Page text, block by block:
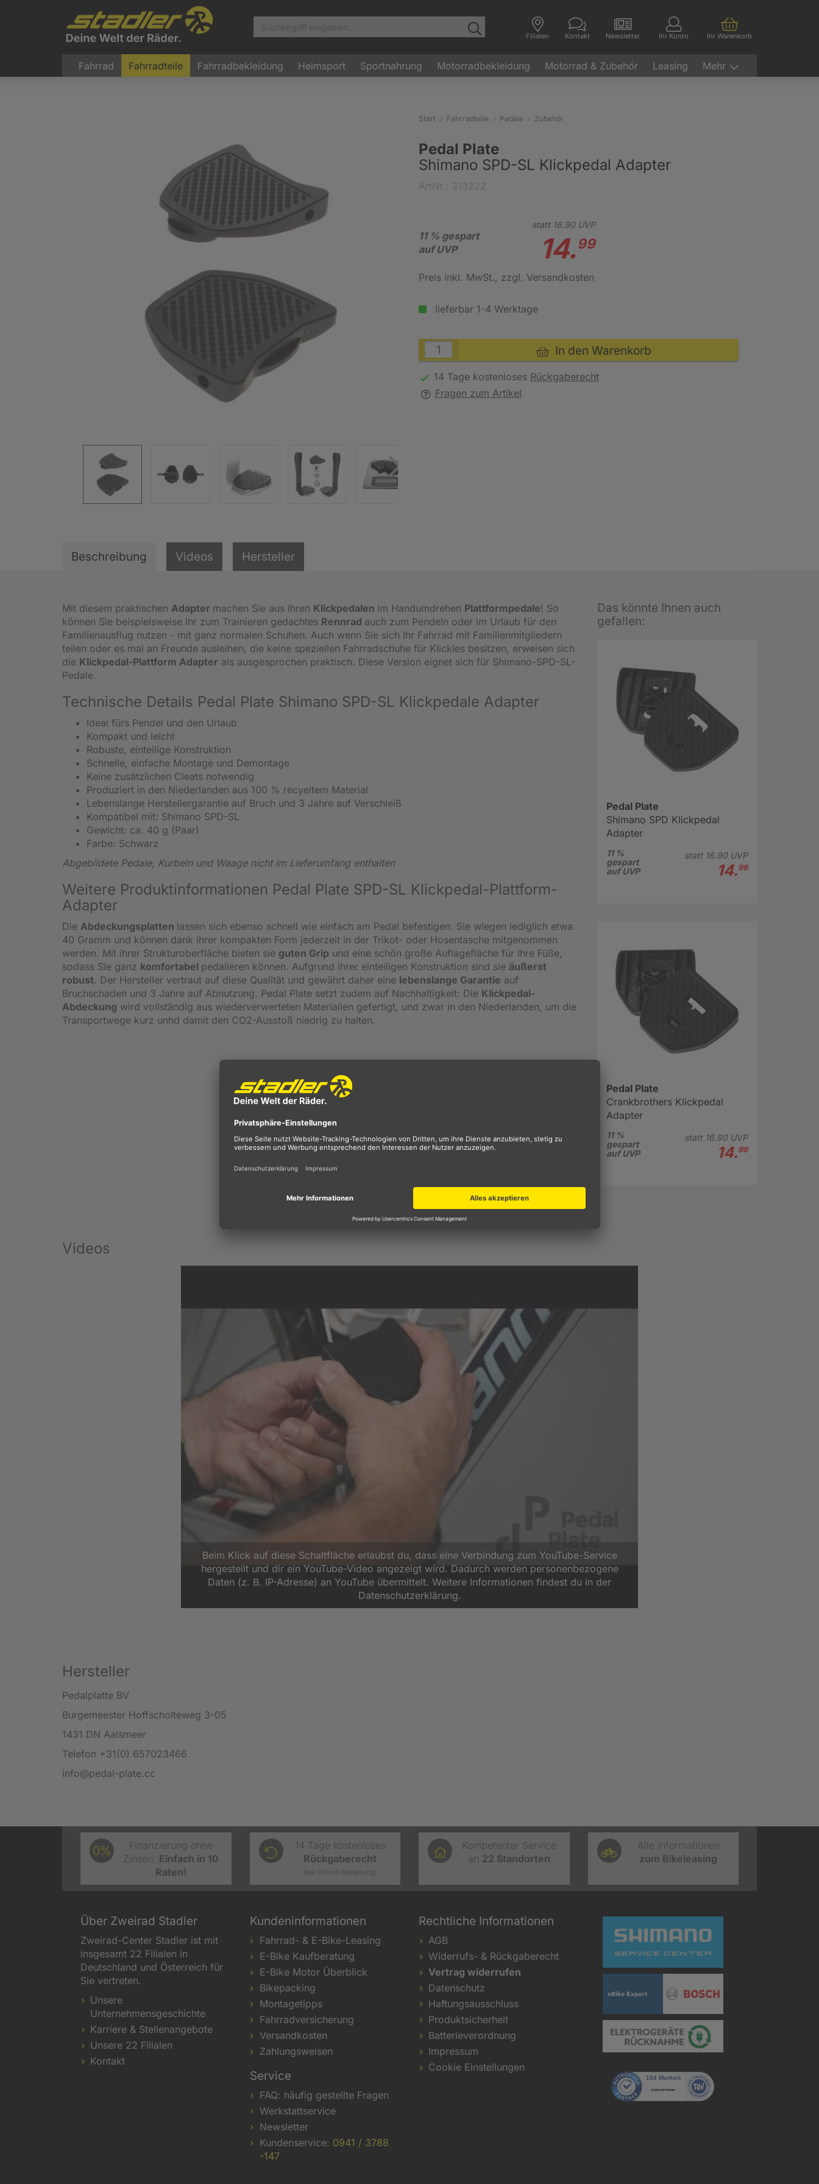
Filialen Kontakt Newsletter Ihr Konto Ihr Warenkorb
Fahrrad Fahrradteile Fahrradbekleidung Heimsport Sportnahrung Motorradbekleidung Motorrad & Zubehör Leasing Mehr
Start Fahrradteile Pedale Zubehör
Pedal Plate
Shimano SPD-SL Klickpedal Adapter
11 % gespart
auf UVP
statt 16.90UVP
14.99
Preis inkl. MwSt., zzgl. Versandkosten
lieferbar 1-4 Werktage
In den Warenkorb
14 Tage kostenloses Rückgaberecht
Fragen zum Artikel
Beschreibung Videos Hersteller
Mit diesem praktischen Adapter machen Sie aus Ihren Klickpedalen im Handumdrehen Plattformpedale! So
können Sie beispielsweise Ihr zum Trainieren gedachtes Rennrad auch zum Pendeln oder im Urlaub für den
Familienausflug nutzen - mit ganz normalen Schuhen. Auch wenn Sie sich Ihr Fahrrad mit Familienmitgliedern
teilen oder es mal an Freunde ausleihen, die keine speziellen Fahrradschuhe für Klickies besitzen, erweisen sich
die Klickpedal-Plattform Adapter als ausgesprochen praktisch. Diese Version eignet sich für Shimano-SPD-SL-
Pedale.
Technische Details Pedal Plate Shimano SPD-SL Klickpedale Adapter
Ideal fürs Pendel und den Urlaub
Kompakt und leicht
Robuste, einteilige Konstruktion
Schnelle, einfache Montage und Demontage
Keine zusätzlichen Cleats notwendig
Produziert in den Niederlanden aus 100 % recyeltem Material
Lebenslange Herstellergarantie auf Bruch und 3 Jahre auf Verschleiß
Kompatibel mit: Shimano SPD-SL
Gewicht: ca. 40 g (Paar)
Farbe: Schwarz
Abgebildete Pedale, Kurbeln und Waage nicht im Lieferumfang enthalten
Weitere Produktinformationen Pedal Plate SPD-SL Klickpedal-Plattform-
Adapter
Die Abdeckungsplatten lassen sich ebenso schnell wie einfach am Pedal befestigen. Sie wiegen lediglich etwa
40 Gramm und können dank ihrer kompakten Form jederzeit in der Trikot- oder Hosentasche mitgenommen
werden. Mit ihrer Strukturoberfläche bieten sie guten Grip und eine schön große Auflagefläche für Ihre Füße,
sodass Sie ganz komfortabel pedalieren können. Aufgrund ihrer einteiligen Konstruktion sind sie äußerst
robust. Der Hersteller vertraut auf diese Qualität und gewährt daher eine lebenslange Garantie auf
Bruchschaden und 3 Jahre auf Abnutzung. Pedal Plate setzt zudem auf Nachhaltigkeit: Die Klickpedal-
Abdeckung wird vollständig aus wiederverwerteten Materialien gefertigt, und zwar in den Niederlanden, um die
Transportwege kurz unhd damit den CO2-Ausstoß niedrig zu halten.
Das könnte Ihnen auch
gefallen:
Pedal Plate
Shimano SPD Klickpedal
Adapter
11 %
gespart
auf UVP
statt 16.90UVP
14.99
Pedal Plate
Crankbrothers Klickpedal
Adapter
11 %
gespart
auf UVP
statt 16.90UVP
14.99
Videos
Beim Klick auf diese Schaltfläche erlaubst du, dass eine Verbindung zum YouTube-Service
hergestellt und dir ein YouTube-Video angezeigt wird. Dadurch werden personenbezogene
Daten (z. B. IP-Adresse) an YouTube übermittelt. Weitere Informationen findest du in der
Datenschutzerklärung.
Hersteller
Pedalplatte BV
Burgemeester Hoffscholteweg 3-05
1431 DN Aalsmeer
Telefon +31(0) 657023466
info@pedal-plate.cc
0%
Finanzierung ohne
Zinsen: Einfach in 10
Raten!
14 Tage kostenloses
Rückgaberecht
(bei Online-Bestellung)
Kompetenter Service
an 22 Standorten
Alle Informationen
zum Bikeleasing
Über Zweirad Stadler
Zweirad-Center Stadler ist mit
insgesamt 22 Filialen in
Deutschland und Österreich für
Sie vertreten.
Unsere
Unternehmensgeschichte
Karriere & Stellenangebote
Unsere 22 Filialen
Kontakt
Kundeninformationen
Fahrrad- & E-Bike-Leasing
E-Bike Kaufberatung
E-Bike Motor Überblick
Bikepacking
Montagetipps
Fahrradversicherung
Versandkosten
Zahlungsweisen
Service
FAQ: häufig gestellte Fragen
Werkstattservice
Newsletter
Kundenservice: 0941 / 3788
-147
Rechtliche Informationen
AGB
Widerrufs- & Rückgaberecht
Vertrag widerrufen
Datenschutz
Haftungsausschluss
Produktsicherheit
Batterieverordnung
Impressum
Cookie Einstellungen